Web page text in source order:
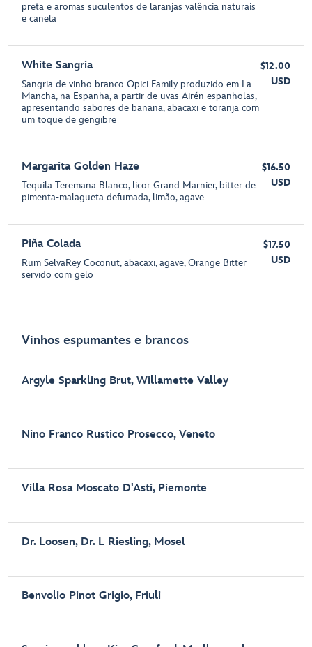
preta e aromas suculentos de laranjas valência naturais
e canela
White Sangria
Sangria de vinho branco Opici Family produzido em La
Mancha, na Espanha, a partir de uvas Airén espanholas,
apresentando sabores de banana, abacaxi e toranja com
um toque de gengibre
$12.00
USD
Margarita Golden Haze
Tequila Teremana Blanco, licor Grand Marnier, bitter de
pimenta-malagueta defumada, limão, agave
$16.50
USD
Piña Colada
Rum SelvaRey Coconut, abacaxi, agave, Orange Bitter
servido com gelo
$17.50
USD
Vinhos espumantes e brancos
Argyle Sparkling Brut, Willamette Valley
Nino Franco Rustico Prosecco, Veneto
Villa Rosa Moscato D'Asti, Piemonte
Dr. Loosen, Dr. L Riesling, Mosel
Benvolio Pinot Grigio, Friuli